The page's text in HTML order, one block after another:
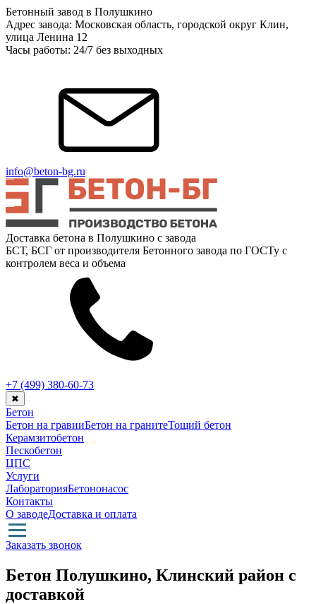
Бетонный завод в Полушкино
Адрес завода: Московская область, городской округ Клин,
улица Ленина 12
Часы работы: 24/7 без выходных
info@beton-bg.ru
Доставка бетона в Полушкино с завода
БСТ, БСГ от производителя Бетонного завода по ГОСТу с
контролем веса и объема
+7 (499) 380-60-73
✖
Бетон
Бетон на гравииБетон на гранитеТощий бетон
Керамзитобетон
Пескобетон
ЦПС
Услуги
ЛабораторияБетононасос
Контакты
О заводеДоставка и оплата
Заказать звонок
Бетон Полушкино, Клинский район с
доставкой